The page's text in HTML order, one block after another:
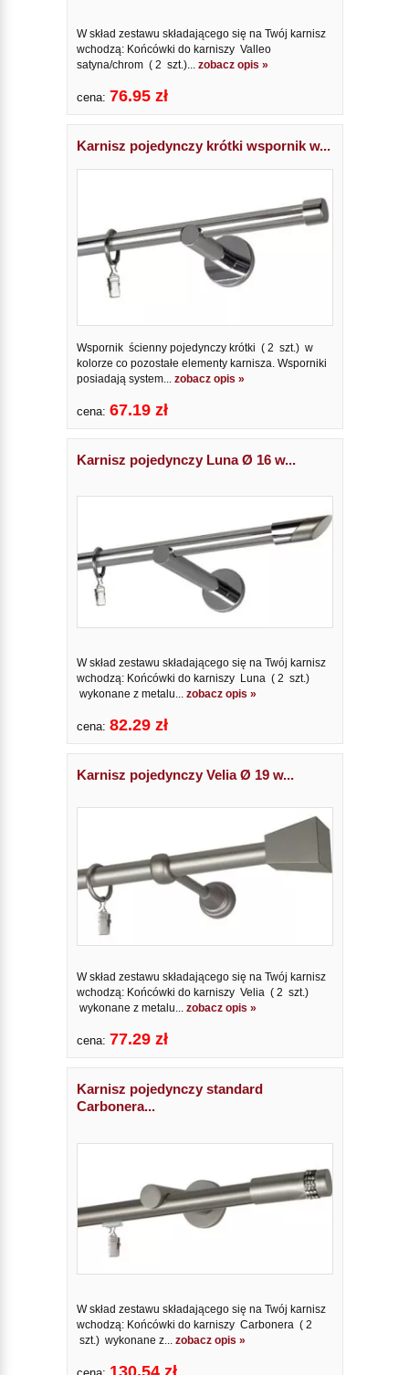
W skład zestawu składającego się na Twój karnisz
wchodzą: Końcówki do karniszy Valleo
satyna/chrom ( 2 szt.)... zobacz opis »
cena: 76.95 zł
Karnisz pojedynczy krótki wspornik w...
Wspornik ścienny pojedynczy krótki ( 2 szt.) w
kolorze co pozostałe elementy karnisza. Wsporniki
posiadają system... zobacz opis »
cena: 67.19 zł
Karnisz pojedynczy Luna Ø 16 w...
W skład zestawu składającego się na Twój karnisz
wchodzą: Końcówki do karniszy Luna ( 2 szt.)
wykonane z metalu... zobacz opis »
cena: 82.29 zł
Karnisz pojedynczy Velia Ø 19 w...
W skład zestawu składającego się na Twój karnisz
wchodzą: Końcówki do karniszy Velia ( 2 szt.)
wykonane z metalu... zobacz opis »
cena: 77.29 zł
Karnisz pojedynczy standard
Carbonera...
W skład zestawu składającego się na Twój karnisz
wchodzą: Końcówki do karniszy Carbonera ( 2
szt.) wykonane z... zobacz opis »
130.54 zł